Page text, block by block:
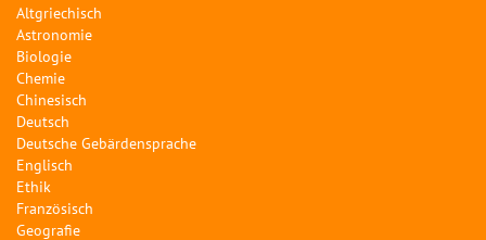
Altgriechisch
Astronomie
Biologie
Chemie
Chinesisch
Deutsch
Deutsche Gebärdensprache
Englisch
Ethik
Französisch
Geografie